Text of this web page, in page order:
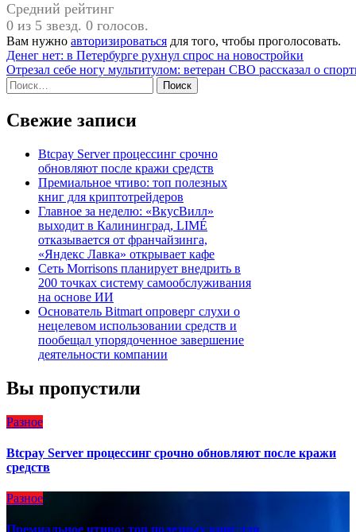
Средний рейтинг
0 из 5 звезд. 0 голосов.
Вам нужно авторизироваться для того, чтобы проголосовать.
Навигация
по
записям
Денег нет: в Петербурге рухнул спрос на новостройки
Отрезал себе ногу мультитулом: ветеран СВО рассказал о
Найти:
Свежие записи
Btcpay Server процессинг срочно
обновляют после кражи средств
Премиальное чтиво: топ полезных
книг для криптотрейдеров
Главное за неделю: «ВкусВилл»
выходит в Калининград, LIMÉ
отказывается от франчайзинга,
«Яндекс Лавка» открывает кафе
Сеть Morrisons планирует внедрить в
200 точках систему самообслуживания
на основе ИИ
Основатель Bitmart опроверг слухи о
нецелевом использовании средств и
пообещал упорядоченное завершение
деятельности компании
Вы пропустили
Разное
Btcpay Server процессинг срочно обновляют после кражи
средств
Разное